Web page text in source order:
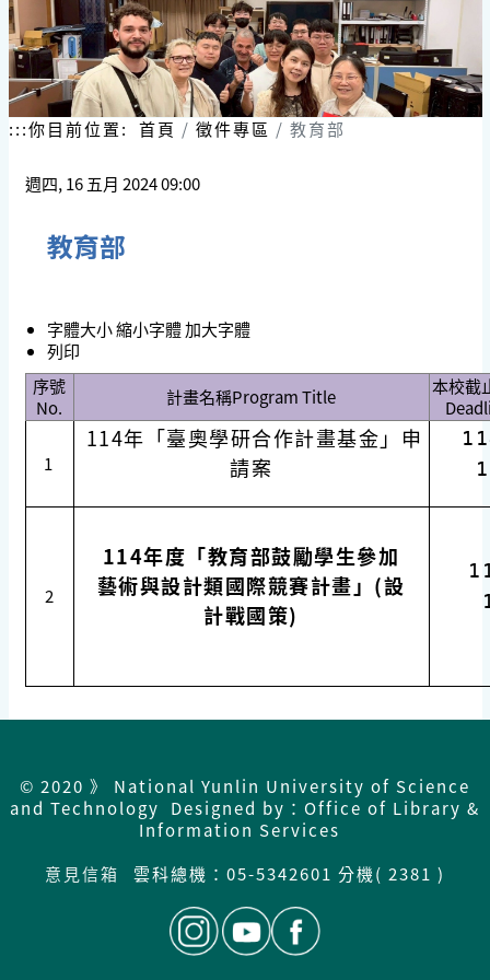
:::你目前位置: 首頁 徵件專區 教育部
週四, 16 五月 2024 09:00
教育部
字體大小縮小字體加大字體
列印
序號
No.
計畫名稱Program Title
本校截
1
114年「臺奧學研合作計畫基金」申
請案
2
114年度「教育部鼓勵學生參加
藝術與設計類國際競賽計畫」(設
計戰國策)
© 2020 》 National Yunlin University of Science
and Technology Designed by：Office of Library &
Information Services
意見信箱
雲科總機： 05-5342601 分機( 2381 )